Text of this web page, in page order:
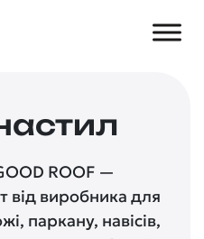
ROOF —
від виробника для
паркану, навісів,